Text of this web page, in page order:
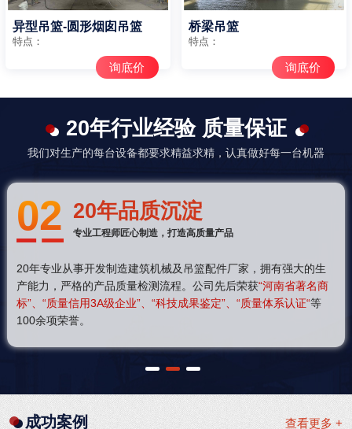
异型吊篮-圆形烟囱吊篮
特点：
询底价
桥梁吊篮
特点：
询底价
20年行业经验 质量保证
我们对生产的每台设备都要求精益求精，认真做好每一台机器
02 20年品质沉淀
专业工程师匠心制造，打造高质量产品
20年专业从事开发制造建筑机械及吊篮配件厂家，拥有强大的生
产能力，严格的产品质量检测流程。公司先后荣获“河南省著名商
标”、“质量信用3A级企业”、“科技成果鉴定”、“质量体系认证“等
100余项荣誉。
1 2 3
查看更多 +
成功案例